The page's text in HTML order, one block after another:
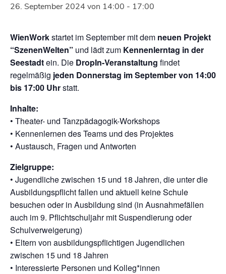
26. September 2024 von 14:00 - 17:00
WienWorkstartet im September mit dem neuen Projekt
“SzenenWelten” und lädt zum Kennenlerntag in der
Seestadtein. Die DropIn-Veranstaltung findet
regelmäßig jeden Donnerstag im September von 14:00
bis 17:00 Uhrstatt.
Inhalte:
• Theater- und Tanzpädagogik-Workshops
• Kennenlernen des Teams und des Projektes
• Austausch, Fragen und Antworten
Zielgruppe:
• Jugendliche zwischen 15 und 18 Jahren, die unter die
Ausbildungspflicht fallen und aktuell keine Schule
besuchen oder in Ausbildung sind (in Ausnahmefällen
auch im 9. Pflichtschuljahr mit Suspendierung oder
Schulverweigerung)
• Eltern von ausbildungspflichtigen Jugendlichen
zwischen 15 und 18 Jahren
• Interessierte Personen und Kolleg*innen